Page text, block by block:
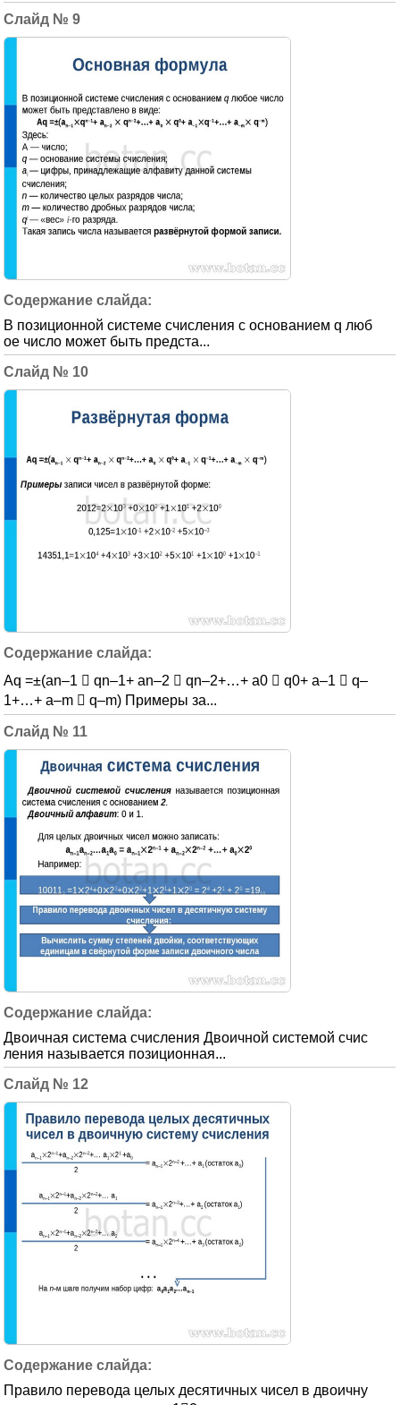
9
В позиционной системе счисления с основанием q люб
ое число может быть предста...
10
Aq =±(an–1  qn–1+ an–2  qn–2+…+ a0  q0+ a–1  q–
1+…+ a–m  q–m) Примеры за...
11
Двоичная система счисления Двоичной системой счис
ления называется позиционная...
12
Правило перевода целых десятичных чисел в двоичну